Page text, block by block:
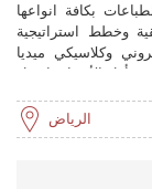
بكافة انواعها
وخطط استراتيجية
وكلاسيكي ميديا
بأقل الأسعار وافضل
الرياض